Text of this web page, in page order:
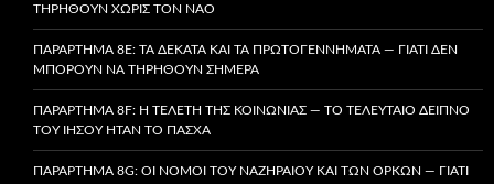
ΤΗΡΗΘΟΎΝ ΧΩΡΊΣ ΤΟΝ ΝΑΌ
ΠΑΡΆΡΤΗΜΑ 8E: ΤΑ ΔΈΚΑΤΑ ΚΑΙ ΤΑ ΠΡΩΤΟΓΕΝΝΉΜΑΤΑ — ΓΙΑΤΊ ΔΕΝ
ΜΠΟΡΟΎΝ ΝΑ ΤΗΡΗΘΟΎΝ ΣΉΜΕΡΑ
ΠΑΡΆΡΤΗΜΑ 8F: Η ΤΕΛΕΤΉ ΤΗΣ ΚΟΙΝΩΝΊΑΣ — ΤΟ ΤΕΛΕΥΤΑΊΟ ΔΕΊΠΝΟ
ΤΟΥ ΙΗΣΟΎ ΉΤΑΝ ΤΟ ΠΆΣΧΑ
ΠΑΡΆΡΤΗΜΑ 8G: ΟΙ ΝΌΜΟΙ ΤΟΥ ΝΑΖΗΡΑΊΟΥ ΚΑΙ ΤΩΝ ΌΡΚΩΝ — ΓΙΑΤΊ